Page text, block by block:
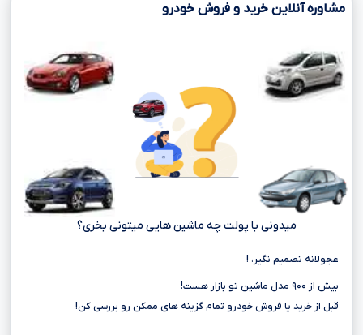
مشاوره آنلاین خرید و فروش خودرو
میدونی با پولت چه ماشین هایی میتونی بخری؟
عجولانه تصمیم نگیر، !
بیش از ۹۰۰ مدل ماشین تو بازار هست!
قبل از خرید یا فروش خودرو تمام گزینه های ممکن رو بررسی کن!